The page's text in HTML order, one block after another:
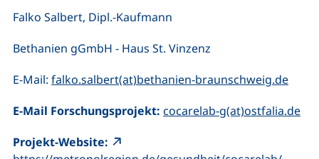
Falko Salbert, Dipl.-Kaufmann
Bethanien gGmbH - Haus St. Vinzenz
E-Mail: falko.salbert(at)bethanien-braunschweig.de
E-Mail Forschungsprojekt: cocarelab-g(at)ostfalia.de
Projekt-Website: